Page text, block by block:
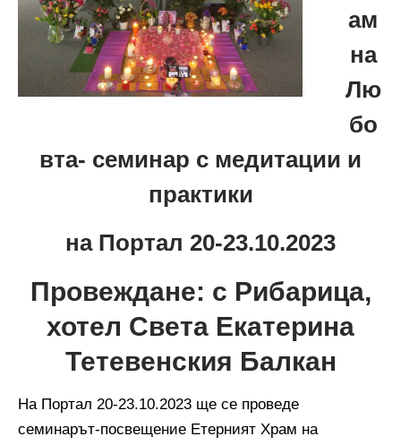
ам
на
Лю
бо
вта- семинар с медитации и
практики
на Портал 20-23.10.2023
Провеждане: с Рибарица,
хотел Света Екатерина
Тетевенския Балкан
На Портал 20-23.10.2023 ще се проведе
семинарът-посвещение Етерният Храм на